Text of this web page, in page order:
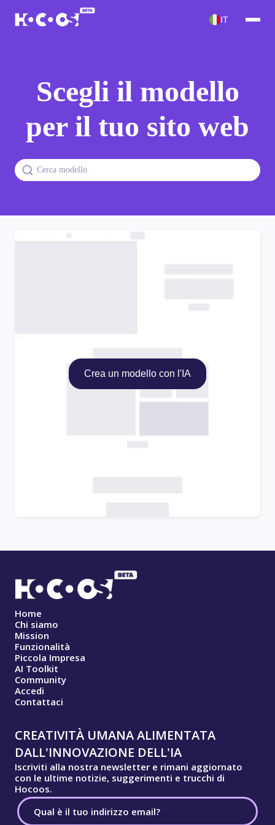
IT
Scegli il modello
per il tuo sito web
Crea un modello con l'IA
Home
Chi siamo
Mission
Funzionalità
Piccola Impresa
AI Toolkit
Community
Accedi
Contattaci
CREATIVITÀ UMANA ALIMENTATA
DALL'INNOVAZIONE DELL'IA
Iscriviti alla nostra newsletter e rimani aggiornato
con le ultime notizie, suggerimenti e trucchi di
Hocoos.